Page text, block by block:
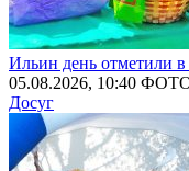
Ильин день отметили
05.08.2026, 10:40
Досуг